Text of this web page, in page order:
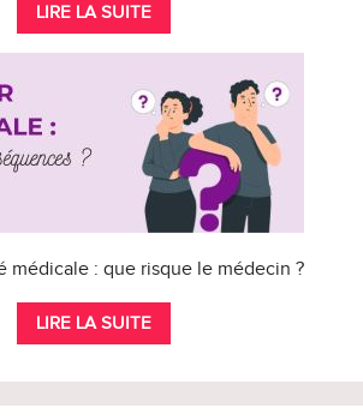
LIRE LA SUITE
médicale : que risque le médecin ?
LIRE LA SUITE